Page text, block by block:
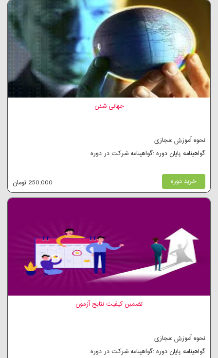
جهانی شدن
نحوه آموزش :مجازی
گواهینامه پایان دوره :گواهینامه شرکت در دوره
خرید دوره 250,000 تومان
تضمین کیفیت نتایج آزمون
نحوه آموزش :مجازی
گواهینامه پایان دوره :گواهینامه شرکت در دوره